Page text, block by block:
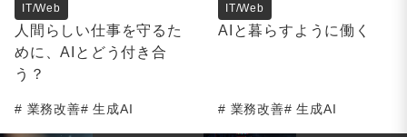
IT/Web
人間らしい仕事を守るた
めに、AIとどう付き合
う？
業務改善 生成AI
IT/Web
AIと暮らすように働く
業務改善 生成AI